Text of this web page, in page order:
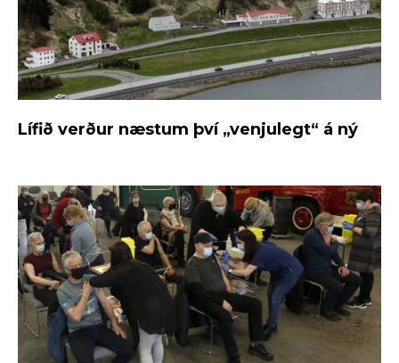
Lífið verður næstum því „venjulegt“ á ný